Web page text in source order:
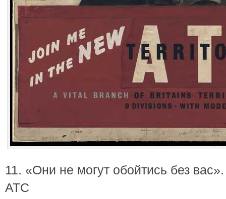
11. «Они не могут обойтись без
АТС